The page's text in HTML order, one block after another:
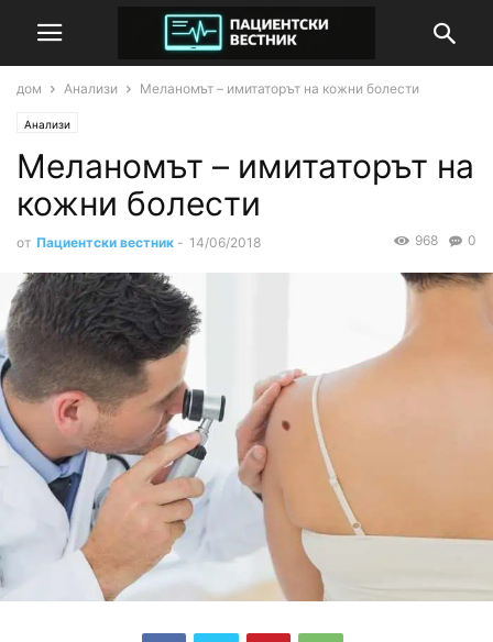
дом Анализи Меланомът – имитаторът на кожни болести
Анализи
Меланомът – имитаторът на
кожни болести
от Пациентски вестник - 14/06/2018 0
968